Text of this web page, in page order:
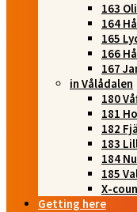
163
164
165
166
167
in Vålådalen
180
181
182
183
184
185
X-
Getting here